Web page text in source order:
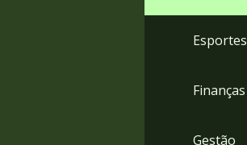
Esportes
Finanças
Gestão